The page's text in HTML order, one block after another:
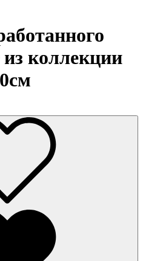
коллекции